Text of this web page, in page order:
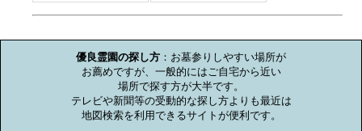
優良霊園の探し方 ：お墓参りしやすい場所が
お薦めですが、一般的にはご自宅から近い
場所で探す方が大半です。
テレビや新聞等の受動的な探し方よりも最近は
地図検索を利用できるサイトが便利です。